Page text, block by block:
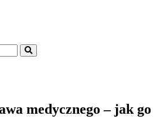
medycznego – jak go